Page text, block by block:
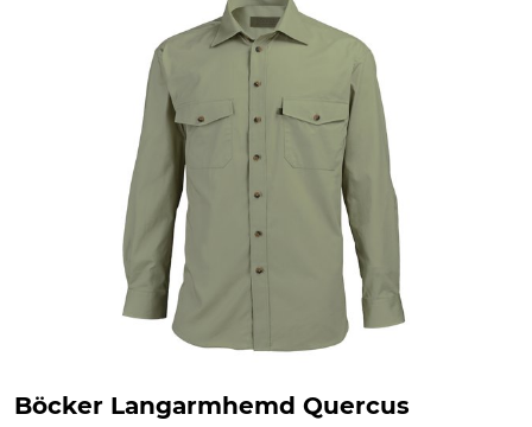
Böcker Langarmhemd Quercus